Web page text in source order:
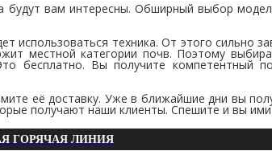
вам интересны. Обширный выбор
техника. От этого сильно
местной категории почв. Поэтому
бесплатно. Вы получите компетентный
её доставку. Уже в ближайшие дни вы
получают наши клиенты. Спешите и вы ими
ГОРЯЧАЯ ЛИНИЯ